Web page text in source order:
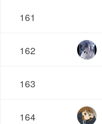
161
162
163
164